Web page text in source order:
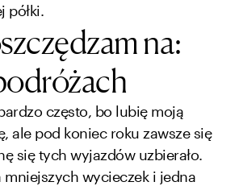
półki.
na:
często, bo lubię moją
ale pod koniec roku zawsze się
się tych wyjazdów uzbierało.
mniejszych wycieczek i jedna